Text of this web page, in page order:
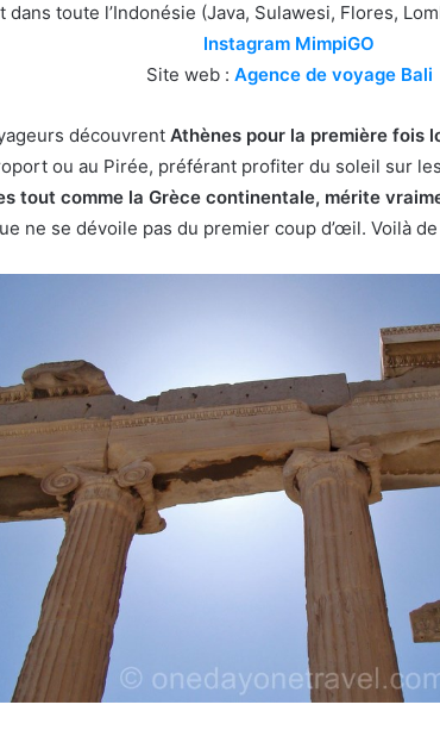
dans toute l’Indonésie (Java, Sulawesi, Flores,
Instagram MimpiGO
Site web : Agence de voyage Bali
découvrent Athènes pour la première fois
ou au Pirée, préférant profiter du soleil sur
tout comme la Grèce continentale, mérite
ne se dévoile pas du premier coup d’œil. Voilà